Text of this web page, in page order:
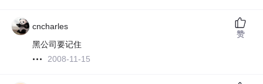
cncharles
黑公司要记住
2008-11-15
赞